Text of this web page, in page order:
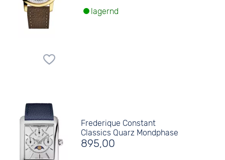
lagernd
Frederique Constant
Classics Quarz Mondphase
895,00